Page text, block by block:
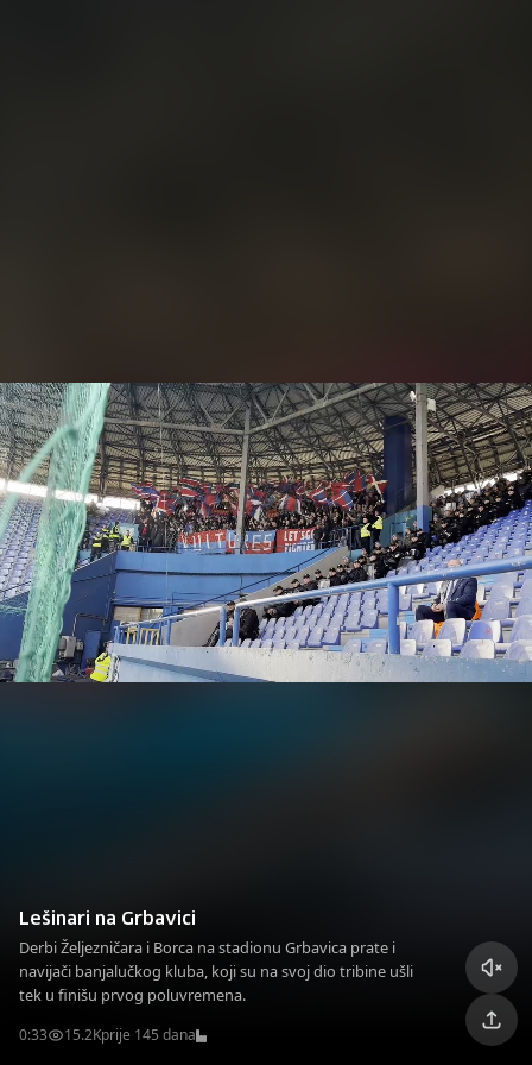
Lešinari na Grbavici
Derbi Željezničara i Borca na stadionu Grbavica prate i
navijači banjalučkog kluba, koji su na svoj dio tribine ušli
tek u finišu prvog poluvremena.
0:33 15.2Kprije 145 dana